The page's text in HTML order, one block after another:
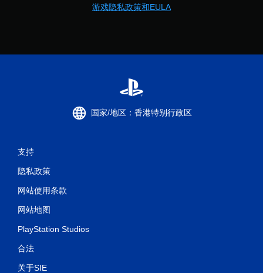
游戏隐私政策和EULA
国家/地区：香港特别行政区
支持
隐私政策
网站使用条款
网站地图
PlayStation Studios
合法
关于SIE